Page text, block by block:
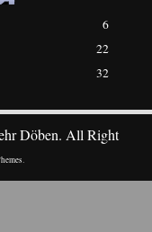
6
22
32
Döben. All Right
.